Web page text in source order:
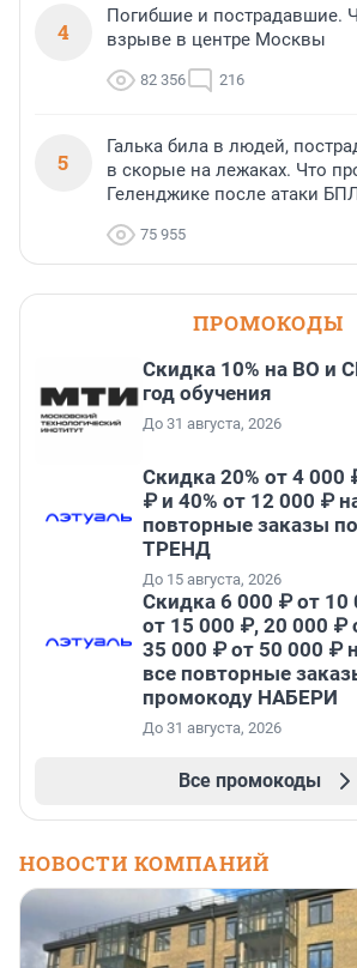
4
Погибшие и пострадавшие.
взрыве в центре Москвы
82 356 216
5
Галька била в людей,
в скорые на лежаках. Что
Геленджике после атаки
75 955
ПРОМОКОДЫ
Скидка 10% на ВО и
год обучения
До 31 августа, 2026
Скидка 20% от 4 000
₽ и 40% от 12 000 ₽
повторные заказы
ТРЕНД
До 15 августа, 2026
Скидка 6 000 ₽ от 10
от 15 000 ₽, 20 000 ₽
35 000 ₽ от 50 000 ₽
все повторные
промокоду НАБЕРИ
До 31 августа, 2026
Все промокоды
НОВОСТИ КОМПАНИЙ